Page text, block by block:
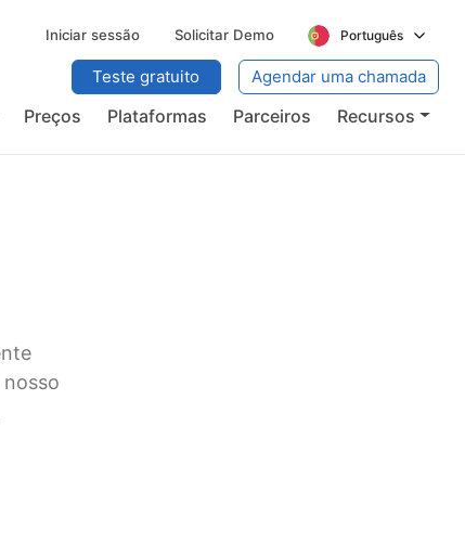
Iniciar sessão Solicitar Demo Português
Preços Plataformas Parceiros Recursos
Teste gratuito Agendar uma chamada